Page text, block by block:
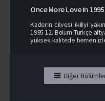
Once More Love in 1995
Kaderin cilvesi ikiliyi
1995 12. Bölüm Türkçe
yüksek kalitede hemen
Diğer